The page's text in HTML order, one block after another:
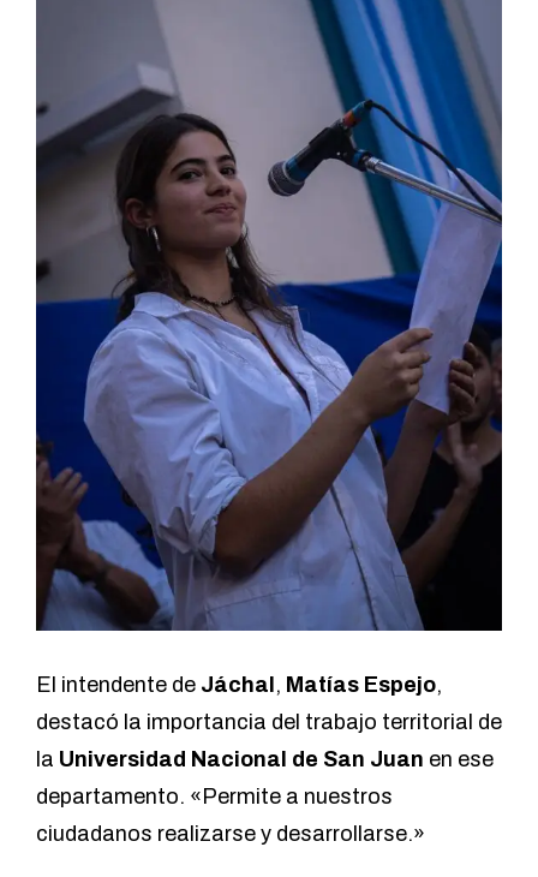
El intendente de Jáchal , Matías Espejo,
destacó la importancia del trabajo territorial de
la Universidad Nacional de San Juan en ese
departamento. «Permite a nuestros
ciudadanos realizarse y desarrollarse.»